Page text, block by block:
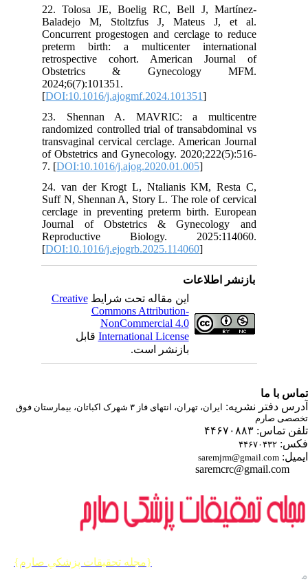
22. Tolosa JE, Boelig RC, Bell J, Martínez-
Baladejo M, Stoltzfus J, Mateus J, et al.
Concurrent progestogen and cerclage to reduce
preterm birth: a multicenter international
retrospective cohort. American Journal of
Obstetrics & Gynecology MFM.
2024;6(7):101351.
[DOI:10.1016/j.ajogmf.2024.101351
23. Shennan A. MAVRIC: a multicentre
randomized controlled trial of transabdominal vs
transvaginal cervical cerclage. American Journal
of Obstetrics and Gynecology. 2020;222(5):516-
7. [DOI:10.1016/j.ajog.2020.01.005
24. van der Krogt L, Ntalianis KM, Resta C,
Suff N, Shennan A, Story L. The role of cervical
cerclage in preventing preterm birth. European
Journal of Obstetrics & Gynecology and
Reproductive Biology. 2025:114060.
[DOI:10.1016/j.ejogrb.2025.114060
بازنشر اطلاعات
این مقاله تحت شرایطCreative
Commons Attribution-
NonCommercial 4.0
International Licenseقابل
بازنشر است.
با ما
دفتر نشریه:
ایران، تهران، انتهای فاز ۳ شهرک اکباتان، بیمارستان فوق
صارم
تماس: ۴۴۶۷۰۸۸۳
۴۴۶۷۰۴۳۲
saremjrm@gmail.com
saremcrc@gmail.com
{مجله تحقيقات پزشكي صارم}
باشد.